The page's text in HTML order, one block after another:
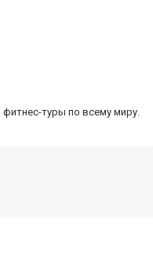
туры по всему миру.